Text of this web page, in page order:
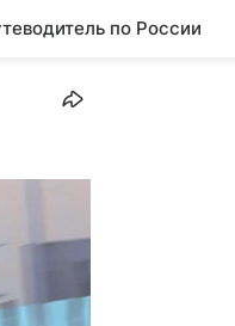
по России